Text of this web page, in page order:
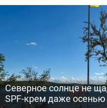
Северное солнце не
SPF-крем даже осенью